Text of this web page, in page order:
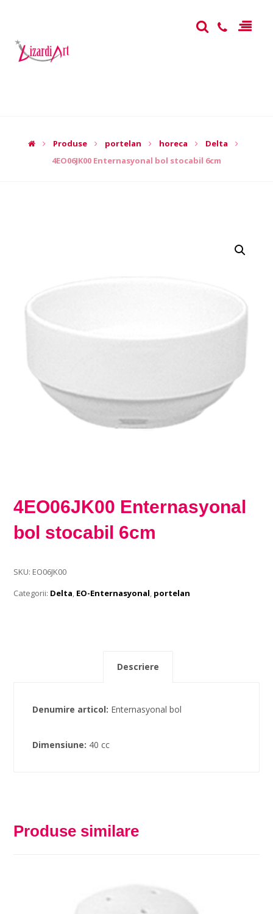
Produse portelan horeca
Delta
4EO06JK00 Enternasyonal bol stocabil 6cm
4EO06JK00 Enternasyonal
bol stocabil 6cm
SKU: EO06JK00
Categorii: Delta, EO-Enternasyonal, portelan
Descriere
Denumire articol: Enternasyonal bol
Dimensiune: 40 cc
Produse similare